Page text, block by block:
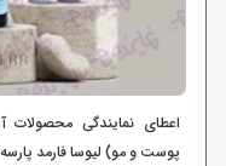
پوست و مو) لیوسا فارمد پارسه